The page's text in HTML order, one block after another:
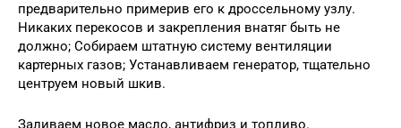
предварительно примерив его к дроссельному узлу.
Никаких перекосов и закрепления внатяг быть не
должно; Собираем штатную систему вентиляции
картерных газов; Устанавливаем генератор, тщательно
центруем новый шкив.
Заливаем новое масло, антифриз и топливо.